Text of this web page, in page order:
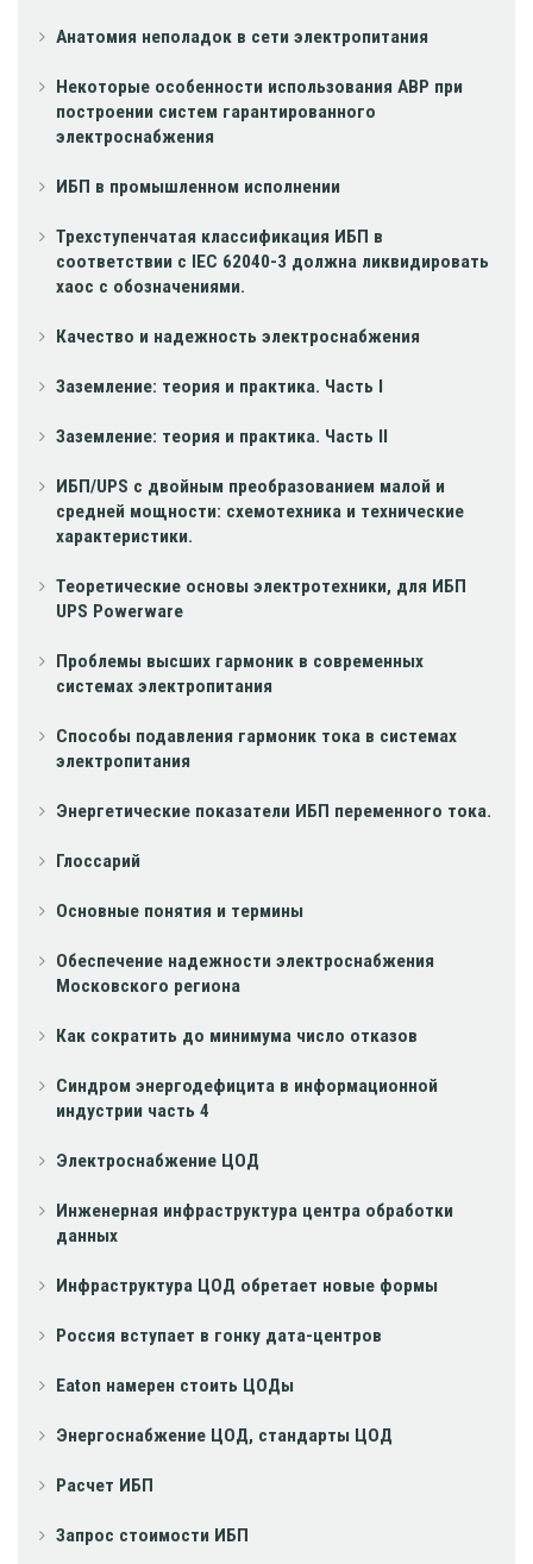
Анатомия неполадок в сети электропитания
Некоторые особенности использования АВР при
построении систем гарантированного
электроснабжения
ИБП в промышленном исполнении
Трехступенчатая классификация ИБП в
соответствии с IEC 62040-3 должна ликвидировать
хаос с обозначениями.
Качество и надежность электроснабжения
Заземление: теория и практика. Часть I
Заземление: теория и практика. Часть II
ИБП/UPS с двойным преобразованием малой и
средней мощности: схемотехника и технические
характеристики.
Теоретические основы электротехники, для ИБП
UPS Powerware
Проблемы высших гармоник в современных
системах электропитания
Способы подавления гармоник тока в системах
электропитания
Энергетические показатели ИБП переменного тока.
Глоссарий
Основные понятия и термины
Обеспечение надежности электроснабжения
Московского региона
Как сократить до минимума число отказов
Синдром энергодефицита в информационной
индустрии часть 4
Электроснабжение ЦОД
Инженерная инфраструктура центра обработки
данных
Инфраструктура ЦОД обретает новые формы
Россия вступает в гонку дата-центров
Eaton намерен стоить ЦОДы
Энергоснабжение ЦОД, стандарты ЦОД
Расчет ИБП
Запрос стоимости ИБП